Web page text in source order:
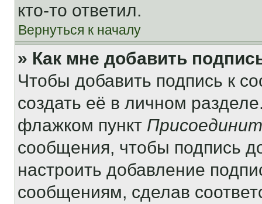
кто-то ответил.
Вернуться к началу
» Как мне добавить
Чтобы добавить подпись к
создать её в личном
флажком пункт
сообщения, чтобы подпись
настроить добавление
сообщениям, сделав